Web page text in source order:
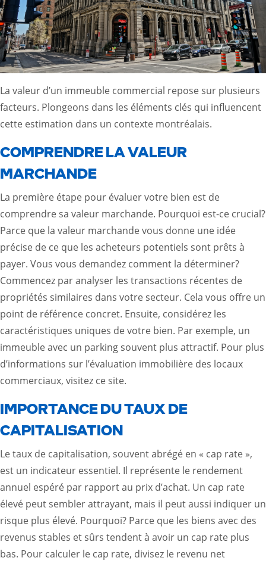
La valeur d’un immeuble commercial repose sur plusieurs
facteurs. Plongeons dans les éléments clés qui influencent
cette estimation dans un contexte montréalais.
COMPRENDRE LA VALEUR
MARCHANDE
La première étape pour évaluer votre bien est de
comprendre sa valeur marchande. Pourquoi est-ce crucial?
Parce que la valeur marchande vous donne une idée
précise de ce que les acheteurs potentiels sont prêts à
payer. Vous vous demandez comment la déterminer?
Commencez par analyser les transactions récentes de
propriétés similaires dans votre secteur. Cela vous offre un
point de référence concret. Ensuite, considérez les
caractéristiques uniques de votre bien. Par exemple, un
immeuble avec un parking souvent plus attractif. Pour plus
d’informations sur l’évaluation immobilière des locaux
commerciaux, visitez ce site.
IMPORTANCE DU TAUX DE
CAPITALISATION
Le taux de capitalisation, souvent abrégé en « cap rate »,
est un indicateur essentiel. Il représente le rendement
annuel espéré par rapport au prix d’achat. Un cap rate
élevé peut sembler attrayant, mais il peut aussi indiquer un
risque plus élevé. Pourquoi? Parce que les biens avec des
revenus stables et sûrs tendent à avoir un cap rate plus
bas. Pour calculer le cap rate, divisez le revenu net